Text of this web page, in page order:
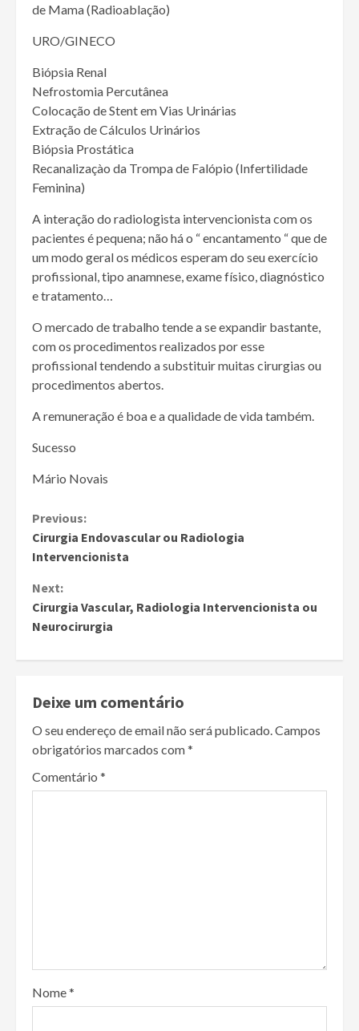
de Mama (Radioablação)
URO/GINECO
Biópsia Renal
Nefrostomia Percutânea
Colocação de Stent em Vias Urinárias
Extração de Cálculos Urinários
Biópsia Prostática
Recanalizaçào da Trompa de Falópio (Infertilidade
Feminina)
A interação do radiologista intervencionista com os
pacientes é pequena; não há o “ encantamento “ que de
um modo geral os médicos esperam do seu exercício
profissional, tipo anamnese, exame físico, diagnóstico
e tratamento…
O mercado de trabalho tende a se expandir bastante,
com os procedimentos realizados por esse
profissional tendendo a substituir muitas cirurgias ou
procedimentos abertos.
A remuneração é boa e a qualidade de vida também.
Sucesso
Mário Novais
Continue
Reading
Previous:
Cirurgia Endovascular ou Radiologia
Intervencionista
Next:
Cirurgia Vascular, Radiologia Intervencionista ou
Neurocirurgia
Deixe um comentário
O seu endereço de email não será publicado.Campos
obrigatórios marcados com*
Comentário *
Nome*